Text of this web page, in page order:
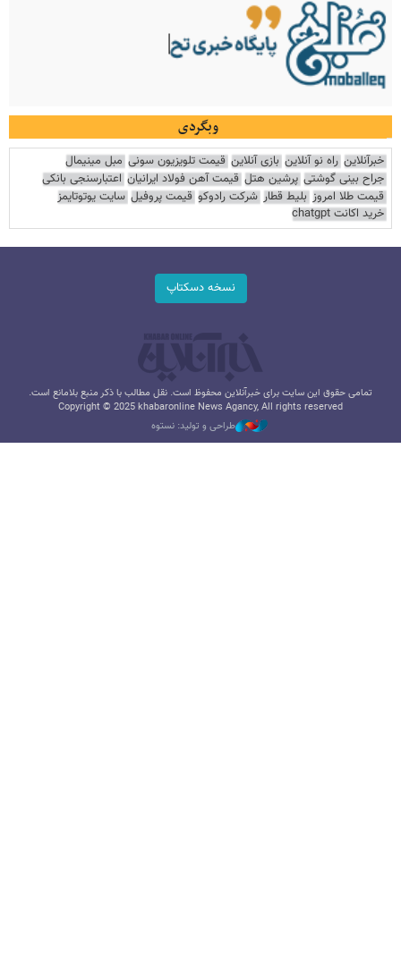
وبگردی
خبرآنلاین راه نو آنلاین بازی آنلاین قیمت تلویزیون سونی مبل مینیمال
جراح بینی گوشتی پرشین هتل قیمت آهن فولاد ایرانیان اعتبارسنجی بانکی
قیمت طلا امروز بلیط قطار شرکت رادوکو قیمت پروفیل سایت یوتوتایمز
خرید اکانت chatgpt
نسخه دسکتاپ
تمامی حقوق این سایت برای خبرآنلاین محفوظ است. نقل مطالب با ذکر منبع بلامانع است.
Copyright © 2025 khabaronline News Agancy, All rights reserved
طراحی و تولید: نستوه